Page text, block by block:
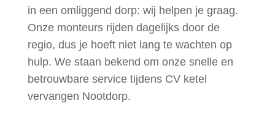
in een omliggend dorp: wij helpen je graag.
Onze monteurs rijden dagelijks door de
regio, dus je hoeft niet lang te wachten op
hulp. We staan bekend om onze snelle en
betrouwbare service tijdens CV ketel
vervangen Nootdorp.